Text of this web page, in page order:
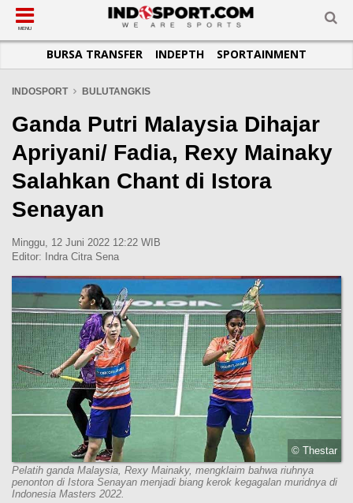
SUB-MENU
SEPAKBOLA
LIGA INGGRIS
LIGA ITALIA
LIGA SPANYOL
LIGA CHAMPIONS
LIGA JERMAN
LIGA EUROPA
SUB-MENU
SPORTAINMENT
SUB-MENU
OTOMOTIF
OTOMANIA
SUB-MENU
BASKET
FUTSAL
OLIMPIK
E-SPORT
SUB-MENU
JADWAL
SUB-MENU
TOPIK HARI INI
INFOGRAFIS
GALERI FOTO
TEMPAT OLAHRAGA
PASUKAN SEHAT
KOMUNITAS SEHAT
MENU
BURSA TRANSFER INDEPTH SPORTAINMENT
INDOSPORT BULUTANGKIS
Ganda Putri Malaysia Dihajar
Apriyani/ Fadia, Rexy Mainaky
Salahkan Chant di Istora
Senayan
Minggu, 12 Juni 2022 12:22 WIB
Editor:
Indra Citra Sena
© Thestar
Pelatih ganda Malaysia, Rexy Mainaky, mengklaim bahwa riuhnya
penonton di Istora Senayan menjadi biang kerok kegagalan muridnya di
Indonesia Masters 2022.